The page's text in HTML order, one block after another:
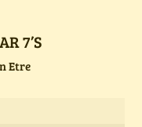
7’S
Etre